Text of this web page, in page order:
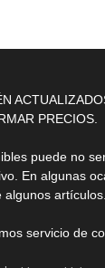
PRECIOS.
puede no
En algunas
artículos.
servicio de